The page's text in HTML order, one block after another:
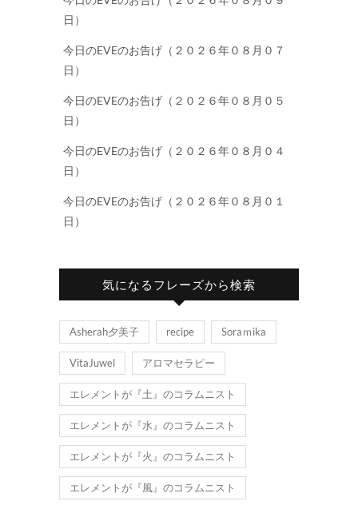
日）
今日のEVEのお告げ（２０２６年０８月０７
日）
今日のEVEのお告げ（２０２６年０８月０５
日）
今日のEVEのお告げ（２０２６年０８月０４
日）
今日のEVEのお告げ（２０２６年０８月０１
日）
気になるフレーズから検索
Asherah夕美子 recipe Soraｍika
VitaJuwel アロマセラピー
エレメントが『土』のコラムニスト
エレメントが『水』のコラムニスト
エレメントが『火』のコラムニスト
エレメントが『風』のコラムニスト